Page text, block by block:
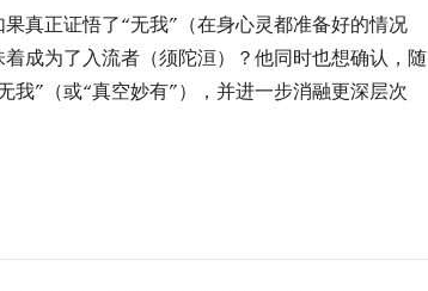
真正证悟了“无我”（在身心灵都准备好的情况
成为了入流者（须陀洹）？他同时也想确认，随
我”（或“真空妙有”），并进一步消融更深层次